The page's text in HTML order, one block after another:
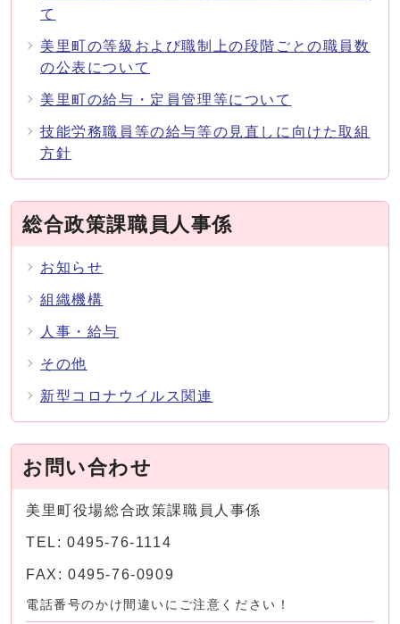
て
美里町の等級および職制上の段階ごとの職員数
の公表について
美里町の給与・定員管理等について
技能労務職員等の給与等の見直しに向けた取組
方針
総合政策課職員人事係
お知らせ
組織機構
人事・給与
その他
新型コロナウイルス関連
お問い合わせ
美里町役場総合政策課職員人事係
TEL: 0495-76-1114
FAX: 0495-76-0909
電話番号のかけ間違いにご注意ください！